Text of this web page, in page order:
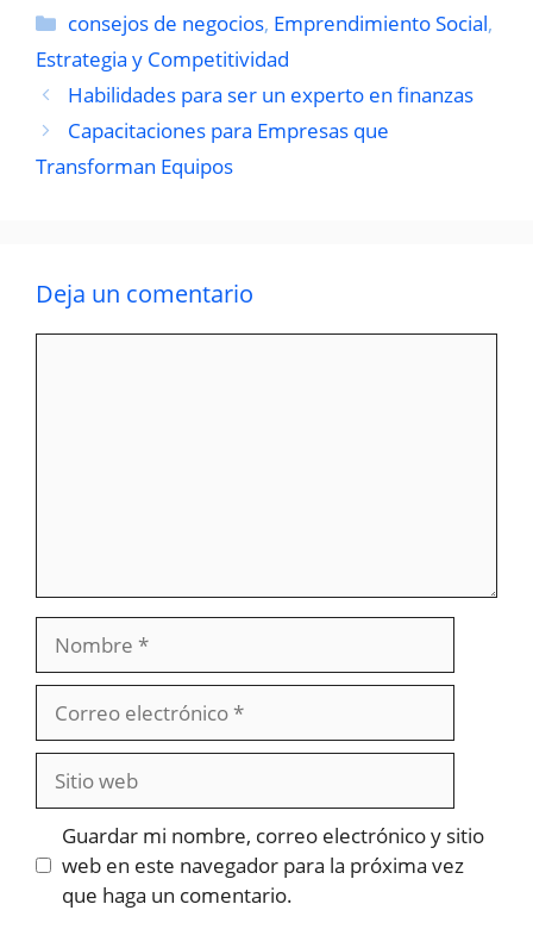
Categorías
consejos de negocios, Emprendimiento Social,
Estrategia y Competitividad
Habilidades para ser un experto en finanzas
Capacitaciones para Empresas que
Transforman Equipos
Deja un comentario
Nombre
electrónico
Sitio
web
Guardar mi nombre, correo electrónico y sitio
web en este navegador para la próxima vez
que haga un comentario.